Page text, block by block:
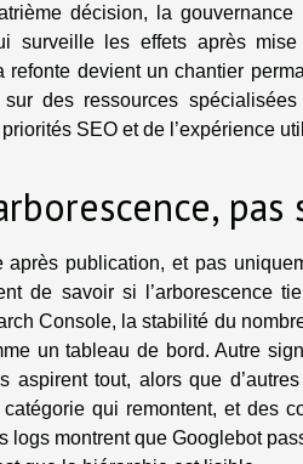
décision, la
surveille les effets après
refonte devient un chantier
sur des ressources spécialisées
SEO et de l’expérience
après publication, et pas
de savoir si l’arborescence
Console, la stabilité du
un tableau de bord. Autre
aspirent tout, alors que
qui remontent, et des
logs montrent que Googlebot